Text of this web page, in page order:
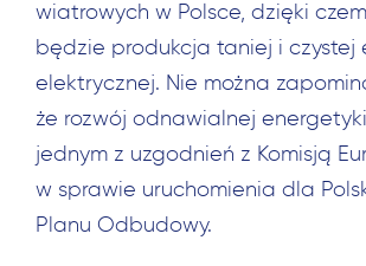
wiatrowych w Polsce, dzięki
będzie produkcja taniej i czystej
elektrycznej. Nie można
że rozwój odnawialnej energetyki
jednym z uzgodnień z Komisją
w sprawie uruchomienia dla
Planu Odbudowy.